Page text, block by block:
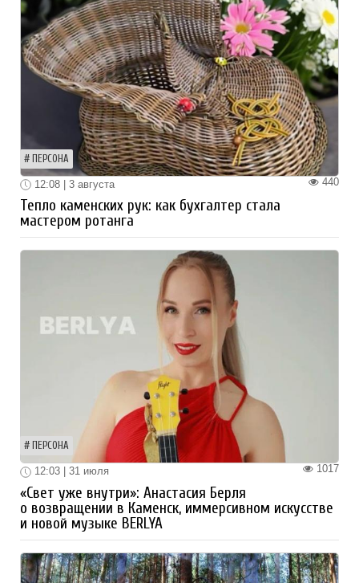
ПЕРСОНА
440
12:08 | 3 августа
Тепло каменских рук: как бухгалтер стала
мастером ротанга
ПЕРСОНА
1017
12:03 | 31 июля
«Свет уже внутри»: Анастасия Берля
о возвращении в Каменск, иммерсивном искусстве
и новой музыке BERLYA